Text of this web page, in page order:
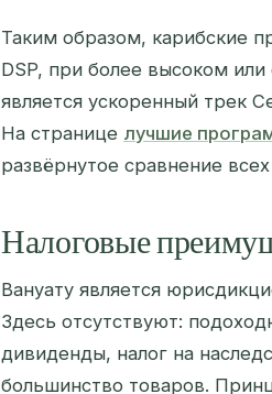
Таким образом, карибские
DSP, при более высоком
является ускоренный трек
На странице лучшие
развёрнутое сравнение
Налоговые
Вануату является
Здесь отсутствуют:
дивиденды, налог на
большинство товаров.